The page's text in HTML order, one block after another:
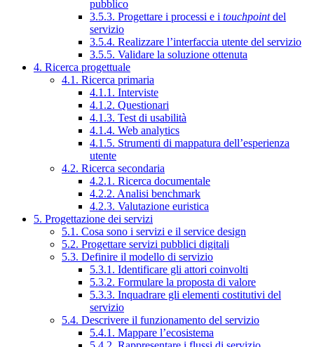
pubblico
3.5.3. Progettare i processi e i touchpointdel
servizio
3.5.4. Realizzare l’interfaccia utente del servizio
3.5.5. Validare la soluzione ottenuta
4. Ricerca progettuale
4.1. Ricerca primaria
4.1.1. Interviste
4.1.2. Questionari
4.1.3. Test di usabilità
4.1.4. Web analytics
4.1.5. Strumenti di mappatura dell’esperienza
utente
4.2. Ricerca secondaria
4.2.1. Ricerca documentale
4.2.2. Analisi benchmark
4.2.3. Valutazione euristica
5. Progettazione dei servizi
5.1. Cosa sono i servizi e il service design
5.2. Progettare servizi pubblici digitali
5.3. Definire il modello di servizio
5.3.1. Identificare gli attori coinvolti
5.3.2. Formulare la proposta di valore
5.3.3. Inquadrare gli elementi costitutivi del
servizio
5.4. Descrivere il funzionamento del servizio
5.4.1. Mappare l’ecosistema